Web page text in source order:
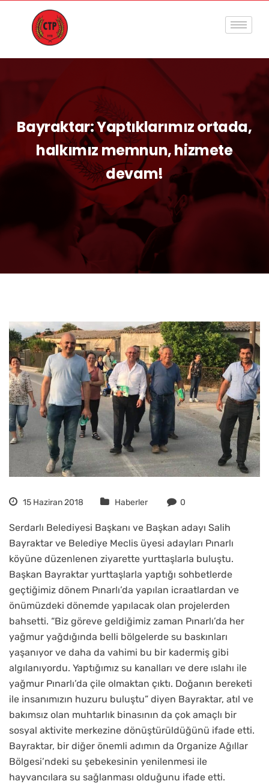
Bayraktar: Yaptıklarımız ortada,
halkımız memnun, hizmete
devam!
15 Haziran 2018 Haberler 0
Serdarlı Belediyesi Başkanı ve Başkan adayı Salih
Bayraktar ve Belediye Meclis üyesi adayları Pınarlı
köyüne düzenlenen ziyarette yurttaşlarla buluştu.
Başkan Bayraktar yurttaşlarla yaptığı sohbetlerde
geçtiğimiz dönem Pınarlı’da yapılan icraatlardan ve
önümüzdeki dönemde yapılacak olan projelerden
bahsetti. “Biz göreve geldiğimiz zaman Pınarlı’da her
yağmur yağdığında belli bölgelerde su baskınları
yaşanıyor ve daha da vahimi bu bir kadermiş gibi
algılanıyordu. Yaptığımız su kanalları ve dere ıslahı ile
yağmur Pınarlı’da çile olmaktan çıktı. Doğanın bereketi
ile insanımızın huzuru buluştu” diyen Bayraktar, atıl ve
bakımsız olan muhtarlık binasının da çok amaçlı bir
sosyal aktivite merkezine dönüştürüldüğünü ifade etti.
Bayraktar, bir diğer önemli adımın da Organize Ağıllar
Bölgesi’ndeki su şebekesinin yenilenmesi ile
hayvancılara su sağlanması olduğunu ifade etti.